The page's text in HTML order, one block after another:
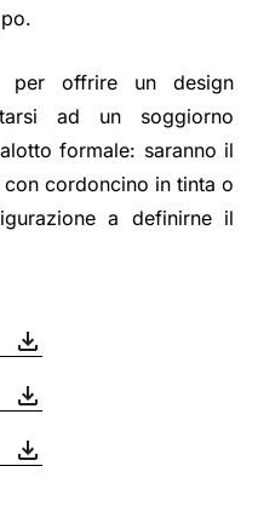
per offrire un design
ad un soggiorno
formale: saranno il
cordoncino in tinta o
a definirne il